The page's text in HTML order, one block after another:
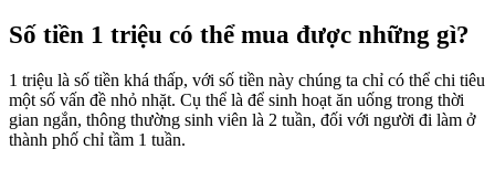
Số tiền 1 triệu có thể mua được những gì?
1 triệu là số tiền khá thấp, với số tiền này chúng ta chỉ có thể chi tiêu
một số vấn đề nhỏ nhặt. Cụ thể là để sinh hoạt ăn uống trong thời
gian ngắn, thông thường sinh viên là 2 tuần, đối với người đi làm ở
thành phố chỉ tầm 1 tuần.